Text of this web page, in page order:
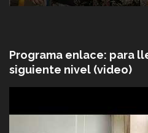
Programa enlace: para
siguiente nivel (video)